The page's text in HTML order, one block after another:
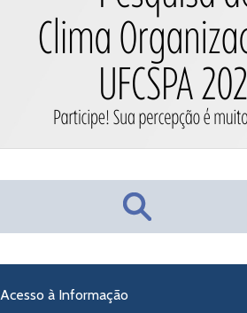
Acesso à Informação